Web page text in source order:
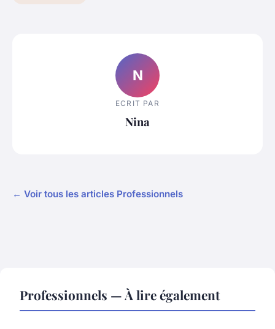
N
ECRIT PAR
Nina
← Voir tous les articles Professionnels
Professionnels — À lire également